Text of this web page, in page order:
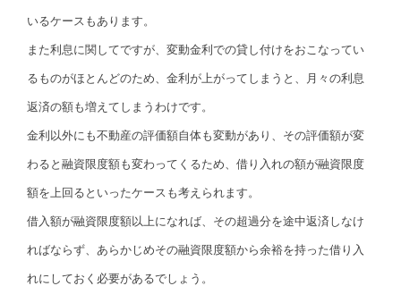
いるケースもあります。
また利息に関してですが、変動金利での貸し付けをおこなってい
るものがほとんどのため、金利が上がってしまうと、月々の利息
返済の額も増えてしまうわけです。
金利以外にも不動産の評価額自体も変動があり、その評価額が変
わると融資限度額も変わってくるため、借り入れの額が融資限度
額を上回るといったケースも考えられます。
借入額が融資限度額以上になれば、その超過分を途中返済しなけ
ればならず、あらかじめその融資限度額から余裕を持った借り入
れにしておく必要があるでしょう。